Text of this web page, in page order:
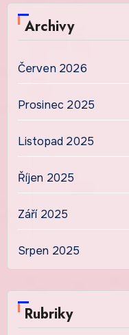
Archivy
Červen 2026
Prosinec 2025
Listopad 2025
Říjen 2025
Září 2025
Srpen 2025
Rubriky